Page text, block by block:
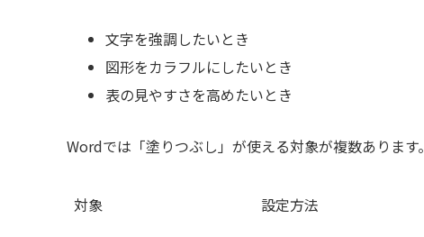
文字を強調したいとき
図形をカラフルにしたいとき
表の見やすさを高めたいとき
Wordでは「塗りつぶし」が使える対象が複数あります。
対象 設定方法